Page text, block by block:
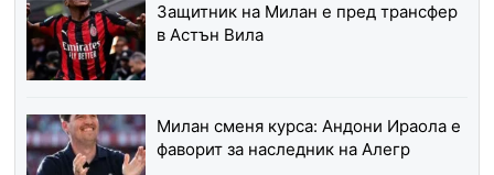
Защитник на Милан е пред трансфер
в Астън Вила
Милан сменя курса: Андони Ираола е
фаворит за наследник на Алегр